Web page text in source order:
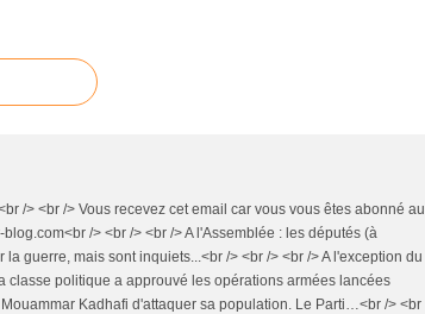
/> <br /> Vous recevez cet email car vous vous êtes abonné au
/> <br /> <br /> A l'Assemblée : les députés (à
guerre, mais sont inquiets...<br /> <br /> <br /> A l'exception du
classe politique a approuvé les opérations armées lancées
Kadhafi d'attaquer sa population. Le Parti…<br /> <br